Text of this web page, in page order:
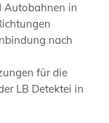
Autobahnen in
nach
für die
LB Detektei in